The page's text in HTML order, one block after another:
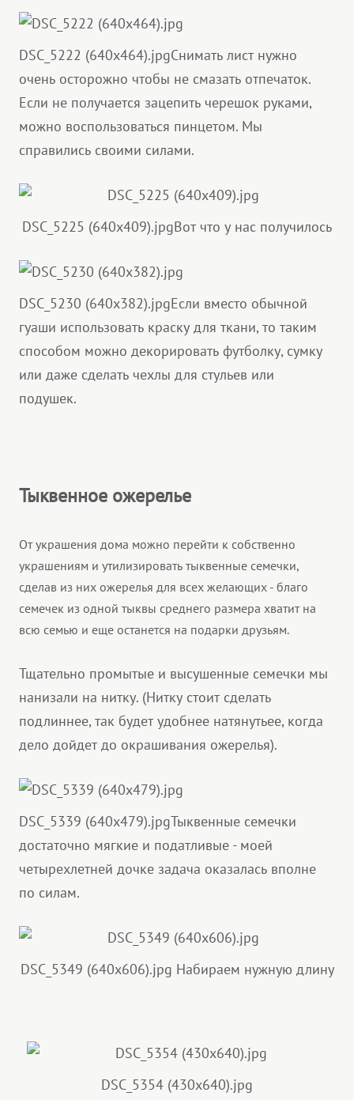
DSC_5222 (640x464).jpgСнимать лист нужно
очень осторожно чтобы не смазать отпечаток.
Если не получается зацепить черешок руками,
можно воспользоваться пинцетом. Мы
справились своими силами.
DSC_5225 (640x409).jpgВот что у нас получилось
DSC_5230 (640x382).jpgЕсли вместо обычной
гуаши использовать краску для ткани, то таким
способом можно декорировать футболку, сумку
или даже сделать чехлы для стульев или
подушек.
Тыквенное ожерелье
От украшения дома можно перейти к собственно
украшениям и утилизировать тыквенные семечки,
сделав из них ожерелья для всех желающих - благо
семечек из одной тыквы среднего размера хватит на
всю семью и еще останется на подарки друзьям.
Тщательно промытые и высушенные семечки мы
нанизали на нитку. (Нитку стоит сделать
подлиннее, так будет удобнее натянутьее, когда
дело дойдет до окрашивания ожерелья).
DSC_5339 (640x479).jpgТыквенные семечки
достаточно мягкие и податливые - моей
четырехлетней дочке задача оказалась вполне
по силам.
DSC_5349 (640x606).jpg Набираем нужную длину
DSC_5354 (430x640).jpg